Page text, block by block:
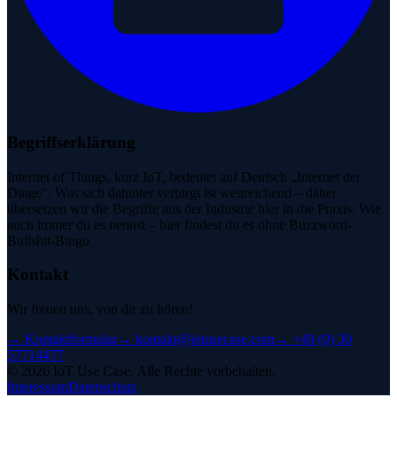
Begriffserklärung
Internet of Things, kurz IoT, bedeutet auf Deutsch „Internet der
Dinge". Was sich dahinter verbirgt ist weitreichend – daher
übersetzen wir die Begriffe aus der Industrie hier in die Praxis. Wie
auch immer du es nennst – hier findest du es ohne Buzzword-
Bullshit-Bingo.
Kontakt
Wir freuen uns, von dir zu hören!
→ Kontaktformular→ kontakt@iotusecase.com→ +49 (0) 30
57714477
© 2026 IoT Use Case. Alle Rechte vorbehalten.
ImpressumDatenschutz